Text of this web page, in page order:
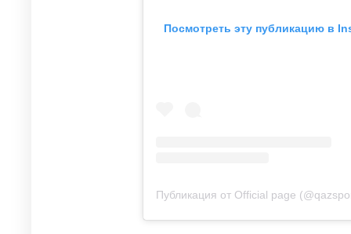
Посмотреть эту публикацию в
Публикация от Official page